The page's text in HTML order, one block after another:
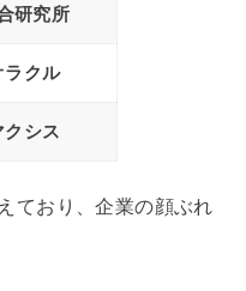
研究所
ラクル
クシス
ており、企業の顔ぶれ